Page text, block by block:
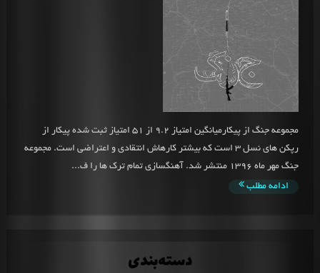
مجموعه جنگ از پیکارمیانگین امتیاز 9.2 از 51 امتیاز ثبت شده پیکار از
رپکن های نسل 3 است که بیشتر کارهاش انتقادی و اعتراضی است. مجموعه
جنگ مهر ماه 1396 منتشر شد. آهنگسازی تمام ترک ها را ف...
ادامه مطلب
دسته‌بندی